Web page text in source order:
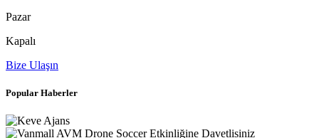
Pazar
Kapalı
Bize Ulaşın
Popular Haberler